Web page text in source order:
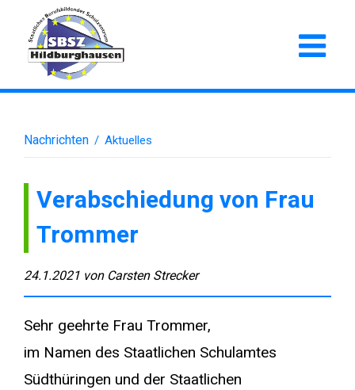
Nachrichten / Aktuelles
Verabschiedung von Frau
Trommer
24.1.2021 von Carsten Strecker
Sehr geehrte Frau Trommer,
im Namen des Staatlichen Schulamtes
Südthüringen und der Staatlichen